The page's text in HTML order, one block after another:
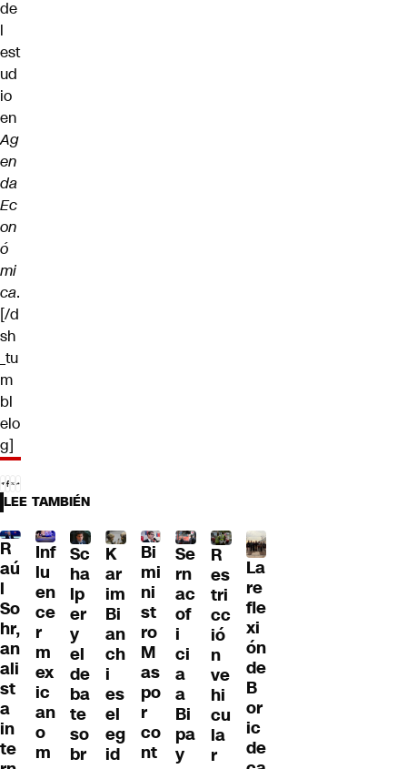
de
l
est
ud
io
en
Ag
en
da
Ec
on
ó
mi
ca.
[/d
sh
_tu
m
bl
elo
g]
LEE TAMBIÉN
R
aú
l
So
hr,
an
ali
st
a
in
te
Inf
lu
en
ce
r
m
ex
ic
an
o
m
Sc
ha
lp
er
y
el
de
ba
te
so
br
K
ar
im
Bi
an
ch
i
es
el
eg
id
Bi
mi
ni
st
ro
M
as
po
r
co
nt
Se
rn
ac
of
i
ci
a
a
Bi
pa
y
R
es
tri
cc
ió
n
ve
hi
cu
la
r
La
re
fle
xi
ón
de
B
or
ic
de